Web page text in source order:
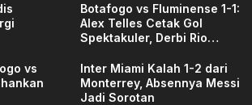
Botafogo vs Fluminense 1-1:
Alex Telles Cetak Gol
Spektakuler, Derbi Rio
vs
Inter Miami Kalah 1-2 dari
Monterrey, Absennya Messi
Jadi Sorotan